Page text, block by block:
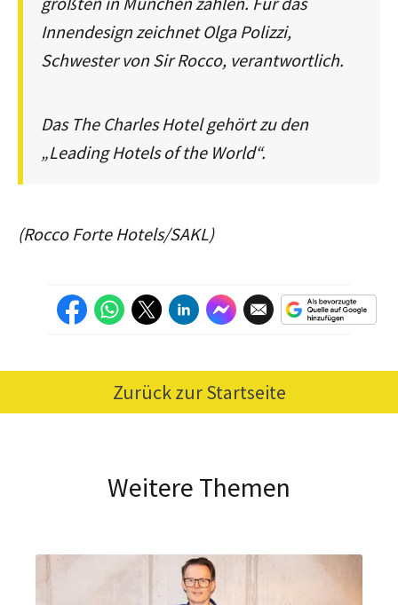
Innendesign zeichnet Olga Polizzi,
Schwester von Sir Rocco, verantwortlich.
Das The Charles Hotel gehört zu den
„Leading Hotels of the World“.
(Rocco Forte Hotels/SAKL)
Zurück zur Startseite
Weitere Themen